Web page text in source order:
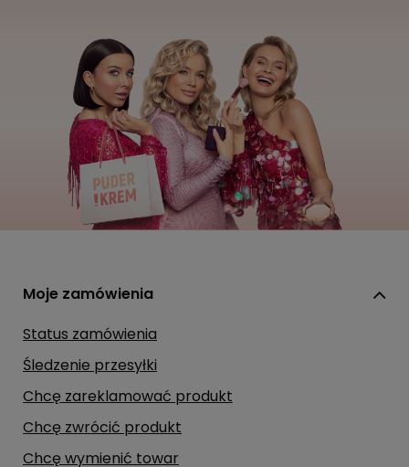
Moje zamówienia
Status zamówienia
Śledzenie przesyłki
Chcę zareklamować produkt
Chcę zwrócić produkt
Chcę wymienić towar